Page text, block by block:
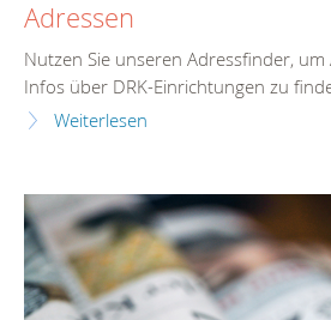
Adressen
Nutzen Sie unseren Adressfinder,
Infos über DRK-Einrichtungen zu
Weiterlesen